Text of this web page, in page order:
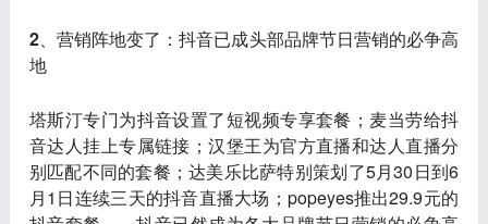
2、营销阵地变了：抖音已成头部品牌节日营销的必争高
地
塔斯汀专门为抖音设置了短视频专享套餐；麦当劳给抖
音达人挂上专属链接；汉堡王为官方直播和达人直播分
别匹配不同的套餐；达美乐比萨特别策划了5月30日到6
月1日连续三天的抖音直播大场；popeyes推出29.9元的